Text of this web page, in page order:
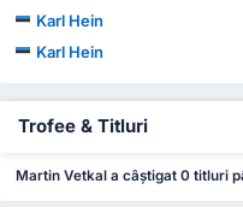
Karl Hein
Karl Hein
Trofee & Titluri
Martin Vetkal a câștigat 0 titluri